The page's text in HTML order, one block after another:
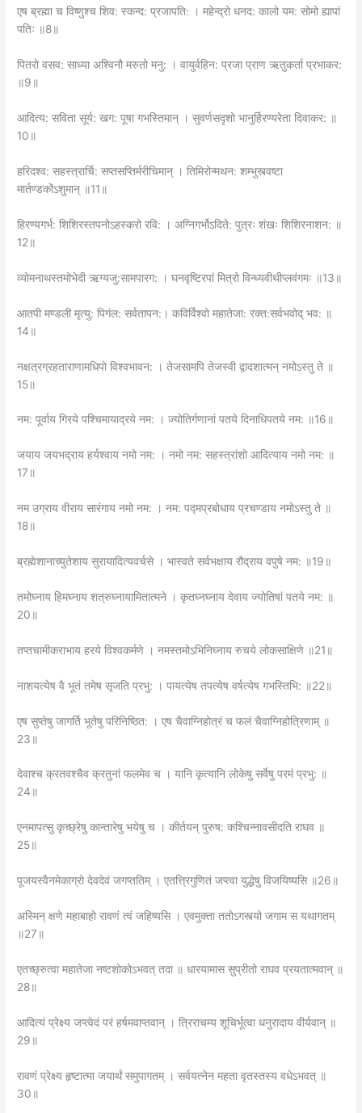
एष ब्रह्मा च विष्णुश्च शिव: स्कन्द: प्रजापति: । महेन्द्रो धनद: कालो यम: सोमो ह्यापां
पतिः ॥8॥
पितरो वसव: साध्या अश्विनौ मरुतो मनु: । वायुर्वहिन: प्रजा प्राण ऋतुकर्ता प्रभाकर:
॥9॥
आदित्य: सविता सूर्य: खग: पूषा गभस्तिमान्‌ । सुवर्णसदृशो भानुर्हिरण्यरेता दिवाकर: ॥
10॥
हरिदश्व: सहस्त्रार्चि: सप्तसप्तिर्मरीचिमान्‌ । तिमिरोन्मथन: शम्भुस्त्वष्टा
मार्तण्डकोंऽशुमान्‌ ॥11॥
हिरण्यगर्भ: शिशिरस्तपनोऽहस्करो रवि: । अग्निगर्भोऽदिते: पुत्रः शंखः शिशिरनाशन: ॥
12॥
व्योमनाथस्तमोभेदी ऋग्यजु:सामपारग: । घनवृष्टिरपां मित्रो विन्ध्यवीथीप्लवंगमः ॥13॥
आतपी मण्डली मृत्यु: पिगंल: सर्वतापन:। कविर्विश्वो महातेजा: रक्त:सर्वभवोद् भव: ॥
14॥
नक्षत्रग्रहताराणामधिपो विश्वभावन: । तेजसामपि तेजस्वी द्वादशात्मन्‌ नमोऽस्तु ते ॥
15॥
नम: पूर्वाय गिरये पश्चिमायाद्रये नम: । ज्योतिर्गणानां पतये दिनाधिपतये नम: ॥16॥
जयाय जयभद्राय हर्यश्वाय नमो नम: । नमो नम: सहस्त्रांशो आदित्याय नमो नम: ॥
17॥
नम उग्राय वीराय सारंगाय नमो नम: । नम: पद्मप्रबोधाय प्रचण्डाय नमोऽस्तु ते ॥
18॥
ब्रह्मेशानाच्युतेशाय सुरायादित्यवर्चसे । भास्वते सर्वभक्षाय रौद्राय वपुषे नम: ॥19॥
तमोघ्नाय हिमघ्नाय शत्रुघ्नायामितात्मने । कृतघ्नघ्नाय देवाय ज्योतिषां पतये नम: ॥
20॥
तप्तचामीकराभाय हरये विश्वकर्मणे । नमस्तमोऽभिनिघ्नाय रुचये लोकसाक्षिणे ॥21॥
नाशयत्येष वै भूतं तमेष सृजति प्रभु: । पायत्येष तपत्येष वर्षत्येष गभस्तिभि: ॥22॥
एष सुप्तेषु जागर्ति भूतेषु परिनिष्ठित: । एष चैवाग्निहोत्रं च फलं चैवाग्निहोत्रिणाम्‌ ॥
23॥
देवाश्च क्रतवश्चैव क्रतुनां फलमेव च । यानि कृत्यानि लोकेषु सर्वेषु परमं प्रभु: ॥
24॥
एनमापत्सु कृच्छ्रेषु कान्तारेषु भयेषु च । कीर्तयन्‌ पुरुष: कश्चिन्नावसीदति राघव ॥
25॥
पूजयस्वैनमेकाग्रो देवदेवं जगप्ततिम्‌ । एतत्त्रिगुणितं जप्त्वा युद्धेषु विजयिष्यसि ॥26॥
अस्मिन्‌ क्षणे महाबाहो रावणं त्वं जहिष्यसि । एवमुक्ता ततोऽगस्त्यो जगाम स यथागतम्‌
॥27॥
एतच्छ्रुत्वा महातेजा नष्टशोकोऽभवत्‌ तदा ॥ धारयामास सुप्रीतो राघव प्रयतात्मवान्‌ ॥
28॥
आदित्यं प्रेक्ष्य जप्त्वेदं परं हर्षमवाप्तवान्‌ । त्रिराचम्य शूचिर्भूत्वा धनुरादाय वीर्यवान्‌ ॥
29॥
रावणं प्रेक्ष्य हृष्टात्मा जयार्थं समुपागतम्‌ । सर्वयत्नेन महता वृतस्तस्य वधेऽभवत्‌ ॥
30॥